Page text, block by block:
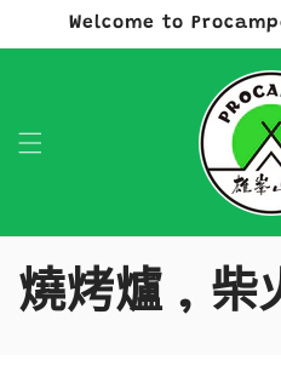
跳至內容
Welcome to
商
燒烤爐 , 柴